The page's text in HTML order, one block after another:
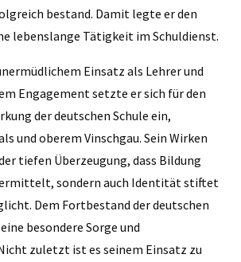
bestand. Damit legte er den
lebenslange Tätigkeit im Schuldienst.
Einsatz als Lehrer und
Engagement setzte er sich für den
der deutschen Schule ein,
und oberem Vinschgau. Sein Wirken
tiefen Überzeugung, dass Bildung
sondern auch Identität stiftet
Dem Fortbestand der deutschen
besondere Sorge und
zuletzt ist es seinem Einsatz zu